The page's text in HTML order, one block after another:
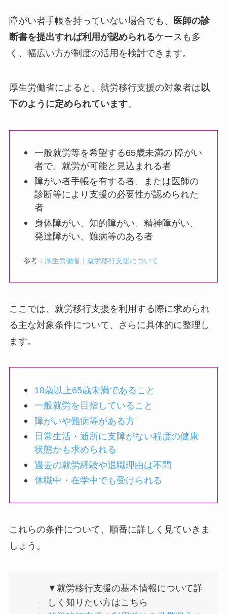
障がい者手帳を持っていない場合でも、
医師の診
断書を提出すれば利用が認められるケースも多
く、幅広い方が制度の活用を検討できます。
厚生労働省によると、就労移行支援の対象者は 以
下のように定められています。
一般就労等を希望する65歳未満の 障がい
者で、就労が可能と見込まれる者
障がい者手帳を有する者、または医師の
診断等により支援の必要性が認められた
者
身体障がい、知的障がい、精神障がい、
発達障がい、難病等のある者
参考： 厚生労働省｜就労移行支援について
ここでは、就労移行支援を利用する際に求められ
る主な対象条件について、さらに具体的に整理し
ます。
18歳以上65歳未満であること
一般就労を目指していること
障がいや難病等がある方
日常生活・通所に支障がない程度の健康
状態かも求められる
過去の就労経験や退職理由は不問
休職中・在学中でも受けられる
これらの条件について、順番に詳しく見ていきま
しょう。
▼就労移行支援の基本情報について詳
しく知りたい方はこちら